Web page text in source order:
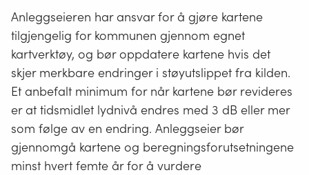
fra
industri,
havner,
terminaler
og
bygg-
og
anleggsstøy
med
kaliber
mindre
enn
20 mm.
For
eksempel:
Jeger-
med 5 dB, til hhv 70 dB LAFmax og 80 dB
LAFmax.
Lukk
Anleggseieren har ansvar for å gjøre kartene
tilgjengelig for kommunen gjennom egnet
kartverktøy, og bør oppdatere kartene hvis det
skjer merkbare endringer i støyutslippet fra kilden.
Et anbefalt minimum for når kartene bør revideres
er at tidsmidlet lydnivå endres med 3 dB eller mer
som følge av en endring. Anleggseier bør
gjennomgå kartene og beregningsforutsetningene
minst hvert femte år for å vurdere